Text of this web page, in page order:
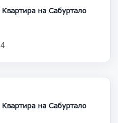
Продается 4 комнатная Квартира на Сабуртало
4
235 000
Продается 4 комнатная Квартира на Сабуртало